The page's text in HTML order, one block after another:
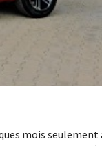
mois seulement